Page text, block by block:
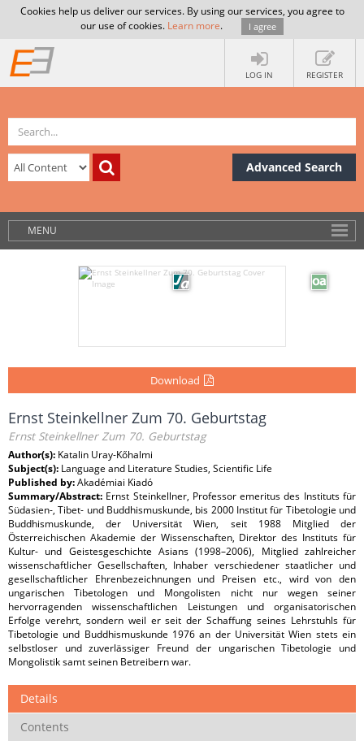
Cookies help us deliver our services. By using our services, you agree to
our use of cookies. Learn more. I agree
LOG IN REGISTER
Advanced Search
MENU
Download
Ernst Steinkellner Zum 70. Geburtstag
Ernst Steinkellner Zum 70. Geburtstag
Author(s): Katalin Uray-Kőhalmi
Subject(s): Language and Literature Studies, Scientific Life
Published by:Akadémiai Kiadó
Summary/Abstract: Ernst Steinkellner, Professor emeritus des Instituts für
Südasien-, Tibet- und Buddhismuskunde, bis 2000 Institut für Tibetologie und
Buddhismuskunde, der Universität Wien, seit 1988 Mitglied der
Österreichischen Akademie der Wissenschaften, Direktor des Instituts für
Kultur- und Geistesgeschichte Asians (1998–2006), Mitglied zahlreicher
wissenschaftlicher Gesellschaften, Inhaber verschiedener staatlicher und
gesellschaftlicher Ehrenbezeichnungen und Preisen etc., wird von den
ungarischen Tibetologen und Mongolisten nicht nur wegen seiner
hervorragenden wissenschaftlichen Leistungen und organisatorischen
Erfolge verehrt, sondern weil er seit der Schaffung seines Lehrstuhls für
Tibetologie und Buddhismuskunde 1976 an der Universität Wien stets ein
selbstloser und zuverlässiger Freund der ungarischen Tibetologie und
Mongolistik samt seinen Betreibern war.
Details
Contents